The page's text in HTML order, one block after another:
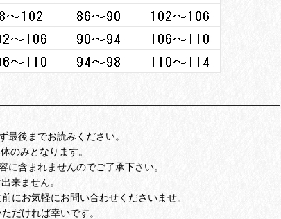
最後までお読みください。
のみとなります。
含まれませんのでご了承下さい。
来ません。
にお気軽にお問い合わせくださいませ。
だければ幸いです。